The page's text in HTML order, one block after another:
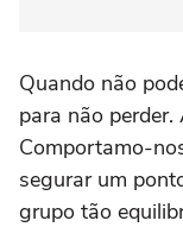
Quando não
para não perder.
Comportamo-
segurar um
grupo tão